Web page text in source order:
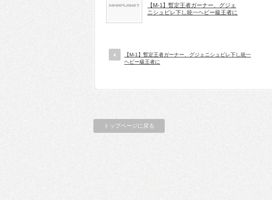
【M-1】暫定王者ガーナー、グジェ
ニシュビレ下し統一ヘビー級王者に
【M-1】暫定王者ガーナー、グジェニシュビレ下し統一
ヘビー級王者に
トップページに戻る